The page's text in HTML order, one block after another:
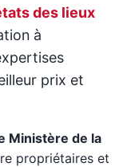
des lieux
à
prix et
Ministère de la
propriétaires et